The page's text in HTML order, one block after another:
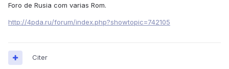
Foro de Rusia com varias Rom.
http://4pda.ru/forum/index.php?showtopic=742105
Citer